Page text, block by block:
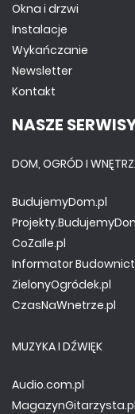
Okna i drzwi
Instalacje
Wykańczanie
Newsletter
Kontakt
NASZE
DOM, OGRÓD I
BudujemyDom.pl
CoZaIle.pl
Informator
ZielonyOgródek.pl
CzasNaWnetrze.pl
MUZYKA I DŹWIĘK
Audio.com.pl
MagazynGitarzysta.pl